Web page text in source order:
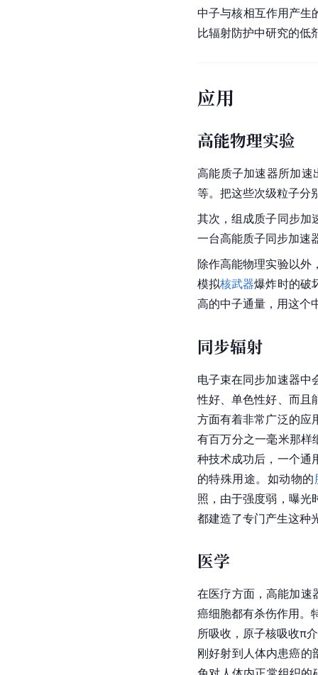
中子与核相互作用产生
比辐射防护中研究的低
应用
高能物理实验
高能质子加速器所加速
等。把这些次级粒子分
其次，组成质子同步加
一台高能质子同步加速
除作高能物理实验以外
模拟核武器爆炸时的破
高的中子通量，用这个
同步辐射
电子束在同步加速器中
性好、单色性好、而且
方面有着非常广泛的应
有百万分之一毫米那样
种技术成功后，一个通
的特殊用途。如动物的
照，由于强度弱，曝光
都建造了专门产生这种
医学
在医疗方面，高能加速
癌细胞都有杀伤作用。
所吸收，原子核吸收π
刚好射到人体内患癌的